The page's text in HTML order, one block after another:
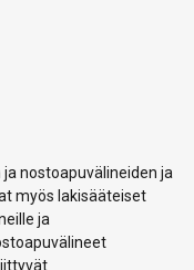
nostoapuvälineiden ja
myös lakisääteiset
ja